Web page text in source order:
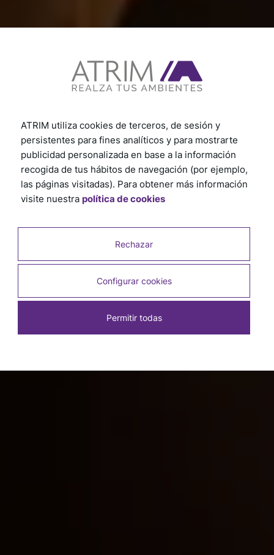
Una solución para cada
proyecto
se plasma diseño e innovación logrando la
personalización a través del uso de nuestros productos.
ATRIM utiliza cookies de terceros, de sesión y
persistentes para fines analíticos y para mostrarte
publicidad personalizada en base a la información
recogida de tus hábitos de navegación (por ejemplo,
las páginas visitadas). Para obtener más información
visite nuestra política de cookies
Rechazar
Configurar cookies
Permitir todas